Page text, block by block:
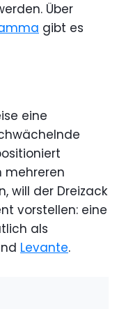
Über
gibt es
eine
mehreren
will der Dreizack
vorstellen: eine
als
Levante.